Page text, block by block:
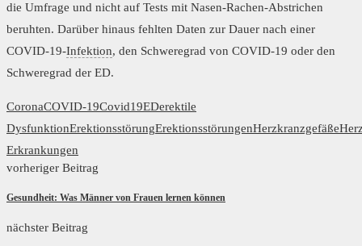
die Umfrage und nicht auf Tests mit Nasen-Rachen-Abstrichen
beruhten. Darüber hinaus fehlten Daten zur Dauer nach einer
COVID-19-Infektion, den Schweregrad von COVID-19 oder den
Schweregrad der ED.
CoronaCOVID-19Covid19EDerektile
DysfunktionErektionsstörungErektionsstörungenHerzkranzgefäße
Erkrankungen
vorheriger Beitrag
Gesundheit: Was Männer von Frauen lernen können
nächster Beitrag